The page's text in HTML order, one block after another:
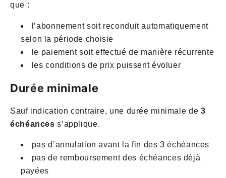
que :
l’abonnement soit reconduit automatiquement
selon la période choisie
le paiement soit effectué de manière récurrente
les conditions de prix puissent évoluer
Durée minimale
Sauf indication contraire, une durée minimale de 3
échéances s’applique.
pas d’annulation avant la fin des 3 échéances
pas de remboursement des échéances déjà
payées